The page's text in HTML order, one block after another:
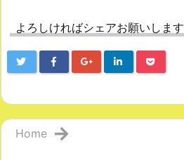
よろしければシェアお願いします
Home